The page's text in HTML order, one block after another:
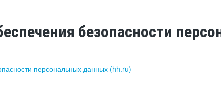
безопасности
персональных данных (hh.ru)